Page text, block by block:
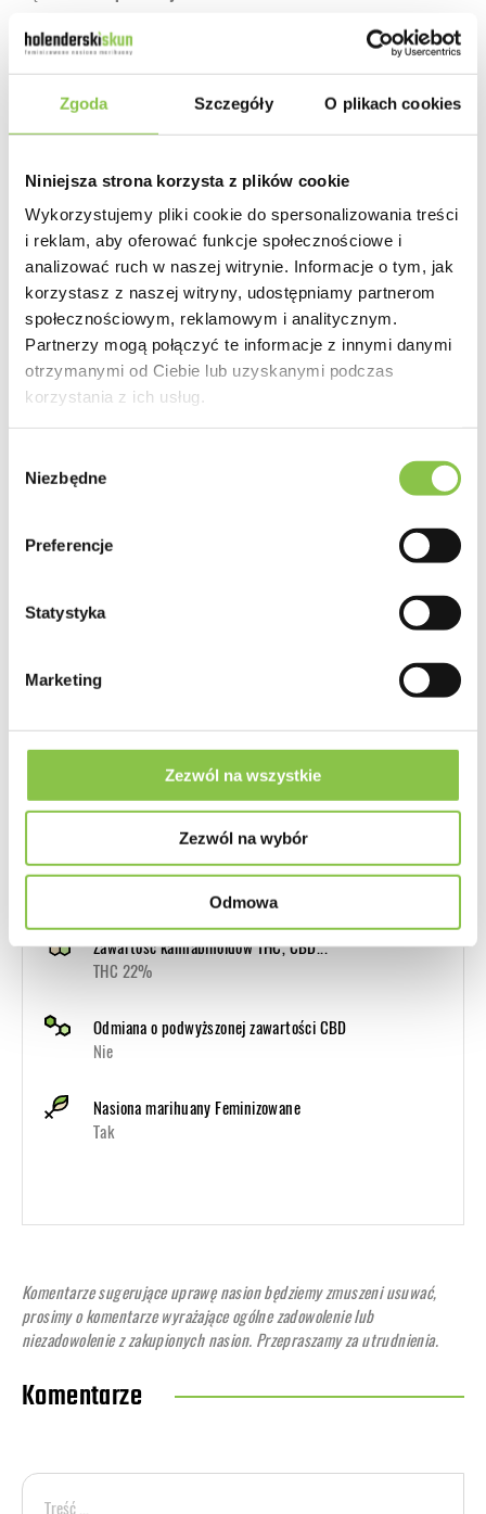
Zgoda Szczegóły O plikach cookies
Niniejsza strona korzysta z plików cookie
Wykorzystujemy pliki cookie do spersonalizowania treści
i reklam, aby oferować funkcje społecznościowe i
analizować ruch w naszej witrynie. Informacje o tym, jak
korzystasz z naszej witryny, udostępniamy partnerom
społecznościowym, reklamowym i analitycznym.
Partnerzy mogą połączyć te informacje z innymi danymi
otrzymanymi od Ciebie lub uzyskanymi podczas
korzystania z ich usług.
zgody
Niezbędne
Preferencje
Statystyka
Marketing
Zezwól na wszystkie
Zezwól na wybór
Odmowa
Działanie
Rozluźniające
Smak
Ziemisty, owocowy
Zapach
Korzenno-drzewny
Dutch Passion
Genotyp
Geny
Indoor
bardzo duży (450g-550g/m2 Indoor)
Czas kwitnienia
Zawartość kannabinoidów THC, CBD...
THC 22%
Odmiana o podwyższonej zawartości CBD
Nie
Nasiona marihuany Feminizowane
Tak
Komentarze sugerujące uprawę nasion będziemy zmuszeni usuwać,
prosimy o komentarze wyrażające ogólne zadowolenie lub
niezadowolenie z zakupionych nasion. Przepraszamy za utrudnienia.
Komentarze